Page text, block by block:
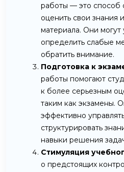
работы — это способ
оценить свои знания
материала. Они могут
определить слабые
обратить внимание.
Подготовка к
работы помогают
к более серьезным
таким как экзамены.
эффективно
структурировать
навыки решения
Стимуляция
о предстоящих